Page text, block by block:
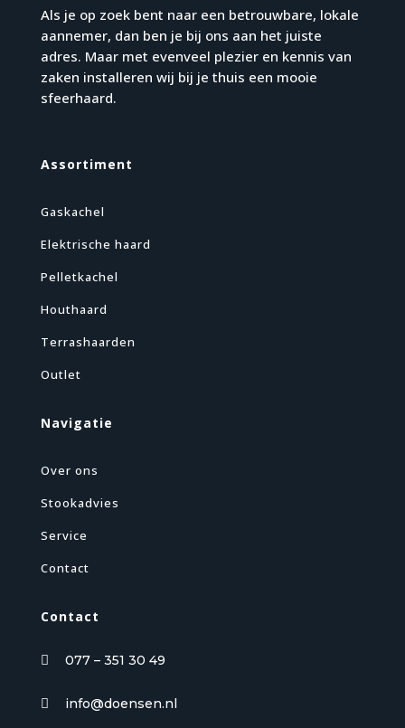
Als je op zoek bent naar een betrouwbare, lokale
aannemer, dan ben je bij ons aan het juiste
adres. Maar met evenveel plezier en kennis van
zaken installeren wij bij je thuis een mooie
sfeerhaard.
Assortiment
Gaskachel
Elektrische haard
Pelletkachel
Houthaard
Terrashaarden
Outlet
Navigatie
Over ons
Stookadvies
Service
Contact
Contact
 077 – 351 30 49
 info@doensen.nl